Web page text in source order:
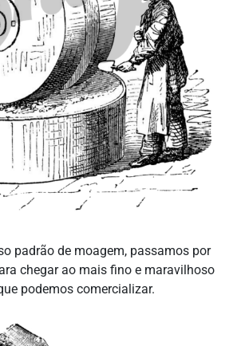
padrão de moagem, passamos por
chegar ao mais fino e maravilhoso
podemos comercializar.